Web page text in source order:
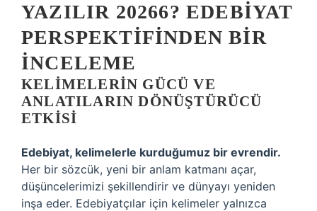
YAZILIR 20266? EDEBIYAT
PERSPEKTIFINDEN BIR
İNCELEME
KELIMELERIN GÜCÜ VE
ANLATILARIN DÖNÜŞTÜRÜCÜ
ETKISI
Edebiyat, kelimelerle kurduğumuz bir evrendir.
Her bir sözcük, yeni bir anlam katmanı açar,
düşüncelerimizi şekillendirir ve dünyayı yeniden
inşa eder. Edebiyatçılar için kelimeler yalnızca